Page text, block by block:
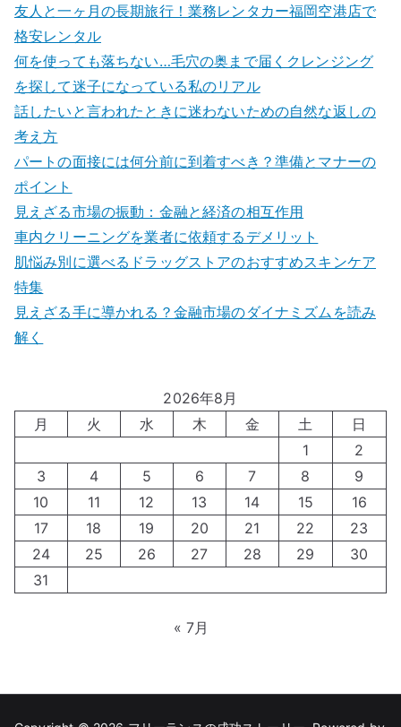
友人と一ヶ月の長期旅行！業務レンタカー福岡空港店で
格安レンタル
何を使っても落ちない…毛穴の奥まで届くクレンジング
を探して迷子になっている私のリアル
話したいと言われたときに迷わないための自然な返しの
考え方
パートの面接には何分前に到着すべき？準備とマナーの
ポイント
見えざる市場の振動：金融と経済の相互作用
車内クリーニングを業者に依頼するデメリット
肌悩み別に選べるドラッグストアのおすすめスキンケア
特集
見えざる手に導かれる？金融市場のダイナミズムを読み
解く
2026年8月
月
火 水 木 金 土
日
1
2
3
4 5 6 7 8
9
10
11 12 13 14 15
16
17
18 19 20 21 22
23
24
25 26 27 28 29
30
31
« 7月